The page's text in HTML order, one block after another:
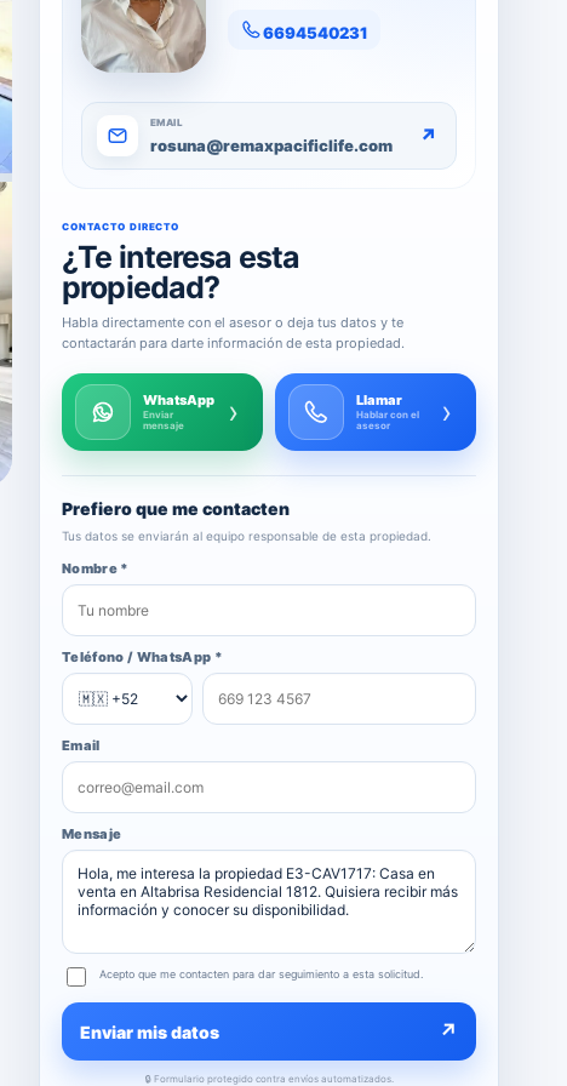
6694540231
EMAIL
rosuna@remaxpacificlife.com ↗
CONTACTO DIRECTO
¿Te interesa esta
propiedad?
Habla directamente con el asesor o deja tus datos y te
contactarán para darte información de esta propiedad.
WhatsApp
Enviar
mensaje
› Llamar
Hablar con el
asesor
›
Prefiero que me contacten
Tus datos se enviarán al equipo responsable de esta propiedad.
Nombre *
Teléfono / WhatsApp *
Email
Mensaje
Acepto que me contacten para dar seguimiento a esta solicitud.
Enviar mis datos ↗
🔒 Formulario protegido contra envíos automatizados.